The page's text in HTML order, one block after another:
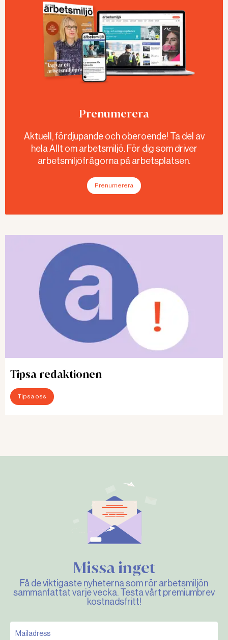
Prenumerera
Aktuell, fördjupande och oberoende! Ta del av
hela Allt om arbetsmiljö. För dig som driver
arbetsmiljöfrågorna på arbetsplatsen.
Prenumerera
Tipsa redaktionen
Tipsa oss
Missa inget
Få de viktigaste nyheterna som rör arbetsmiljön
sammanfattat varje vecka. Testa vårt premiumbrev
kostnadsfritt!